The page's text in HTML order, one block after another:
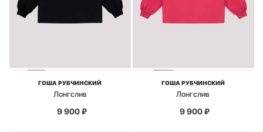
ГОША РУБЧИНСКИЙ
Лонгслив
9 900₽
ГОША РУБЧИНСКИЙ
Лонгслив
9 900₽